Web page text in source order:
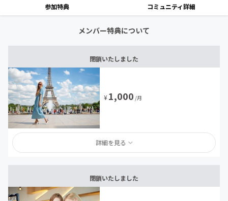
参加特典 コミュニティ詳細
メンバー特典について
閉鎖いたしました
¥1,000 /月
詳細を見る
閉鎖いたしました